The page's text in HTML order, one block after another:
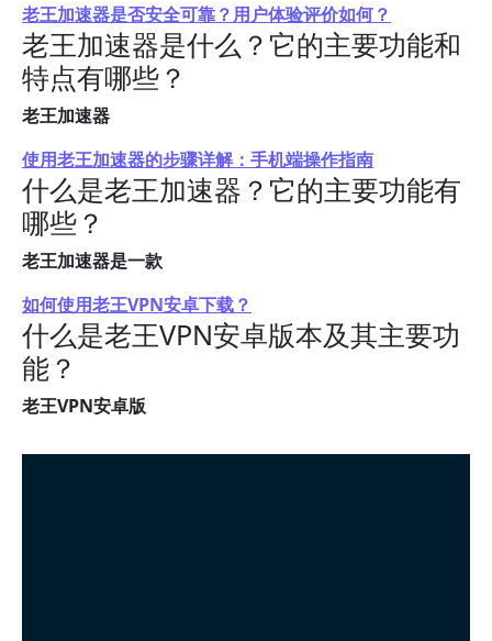
老王加速器是否安全可靠？用户体验评价如何？
老王加速器是什么？它的主要功能和
特点有哪些？
老王加速器
使用老王加速器的步骤详解：手机端操作指南
什么是老王加速器？它的主要功能有
哪些？
老王加速器是一款
如何使用老王VPN安卓下载？
什么是老王VPN安卓版本及其主要功
能？
老王VPN安卓版